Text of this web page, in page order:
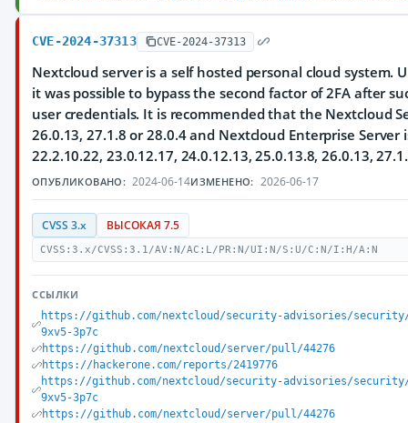
CVE-2024-37313 CVE-2024-37313
Nextcloud server is a self hosted personal cloud system.
it was possible to bypass the second factor of 2FA after
user credentials. It is recommended that the Nextcloud
26.0.13, 27.1.8 or 28.0.4 and Nextcloud Enterprise Server
22.2.10.22, 23.0.12.17, 24.0.12.13, 25.0.13.8, 26.0.13,
ОПУБЛИКОВАНО: 2024-06-14ИЗМЕНЕНО: 2026-06-17
CVSS 3.x ВЫСОКАЯ 7.5
CVSS:3.x/CVSS:3.1/AV:N/AC:L/PR:N/UI:N/S:U/C:N/I:H/A:N
ССЫЛКИ
https://github.com/nextcloud/security-advisories/security/
9xv5-3p7c
https://github.com/nextcloud/server/pull/44276
https://hackerone.com/reports/2419776
https://github.com/nextcloud/security-advisories/security/
9xv5-3p7c
https://github.com/nextcloud/server/pull/44276